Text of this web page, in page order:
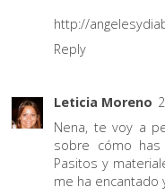
http://
Reply
Leticia Moreno
Nena, te voy a
sobre cómo
Pasitos y
me ha encantado